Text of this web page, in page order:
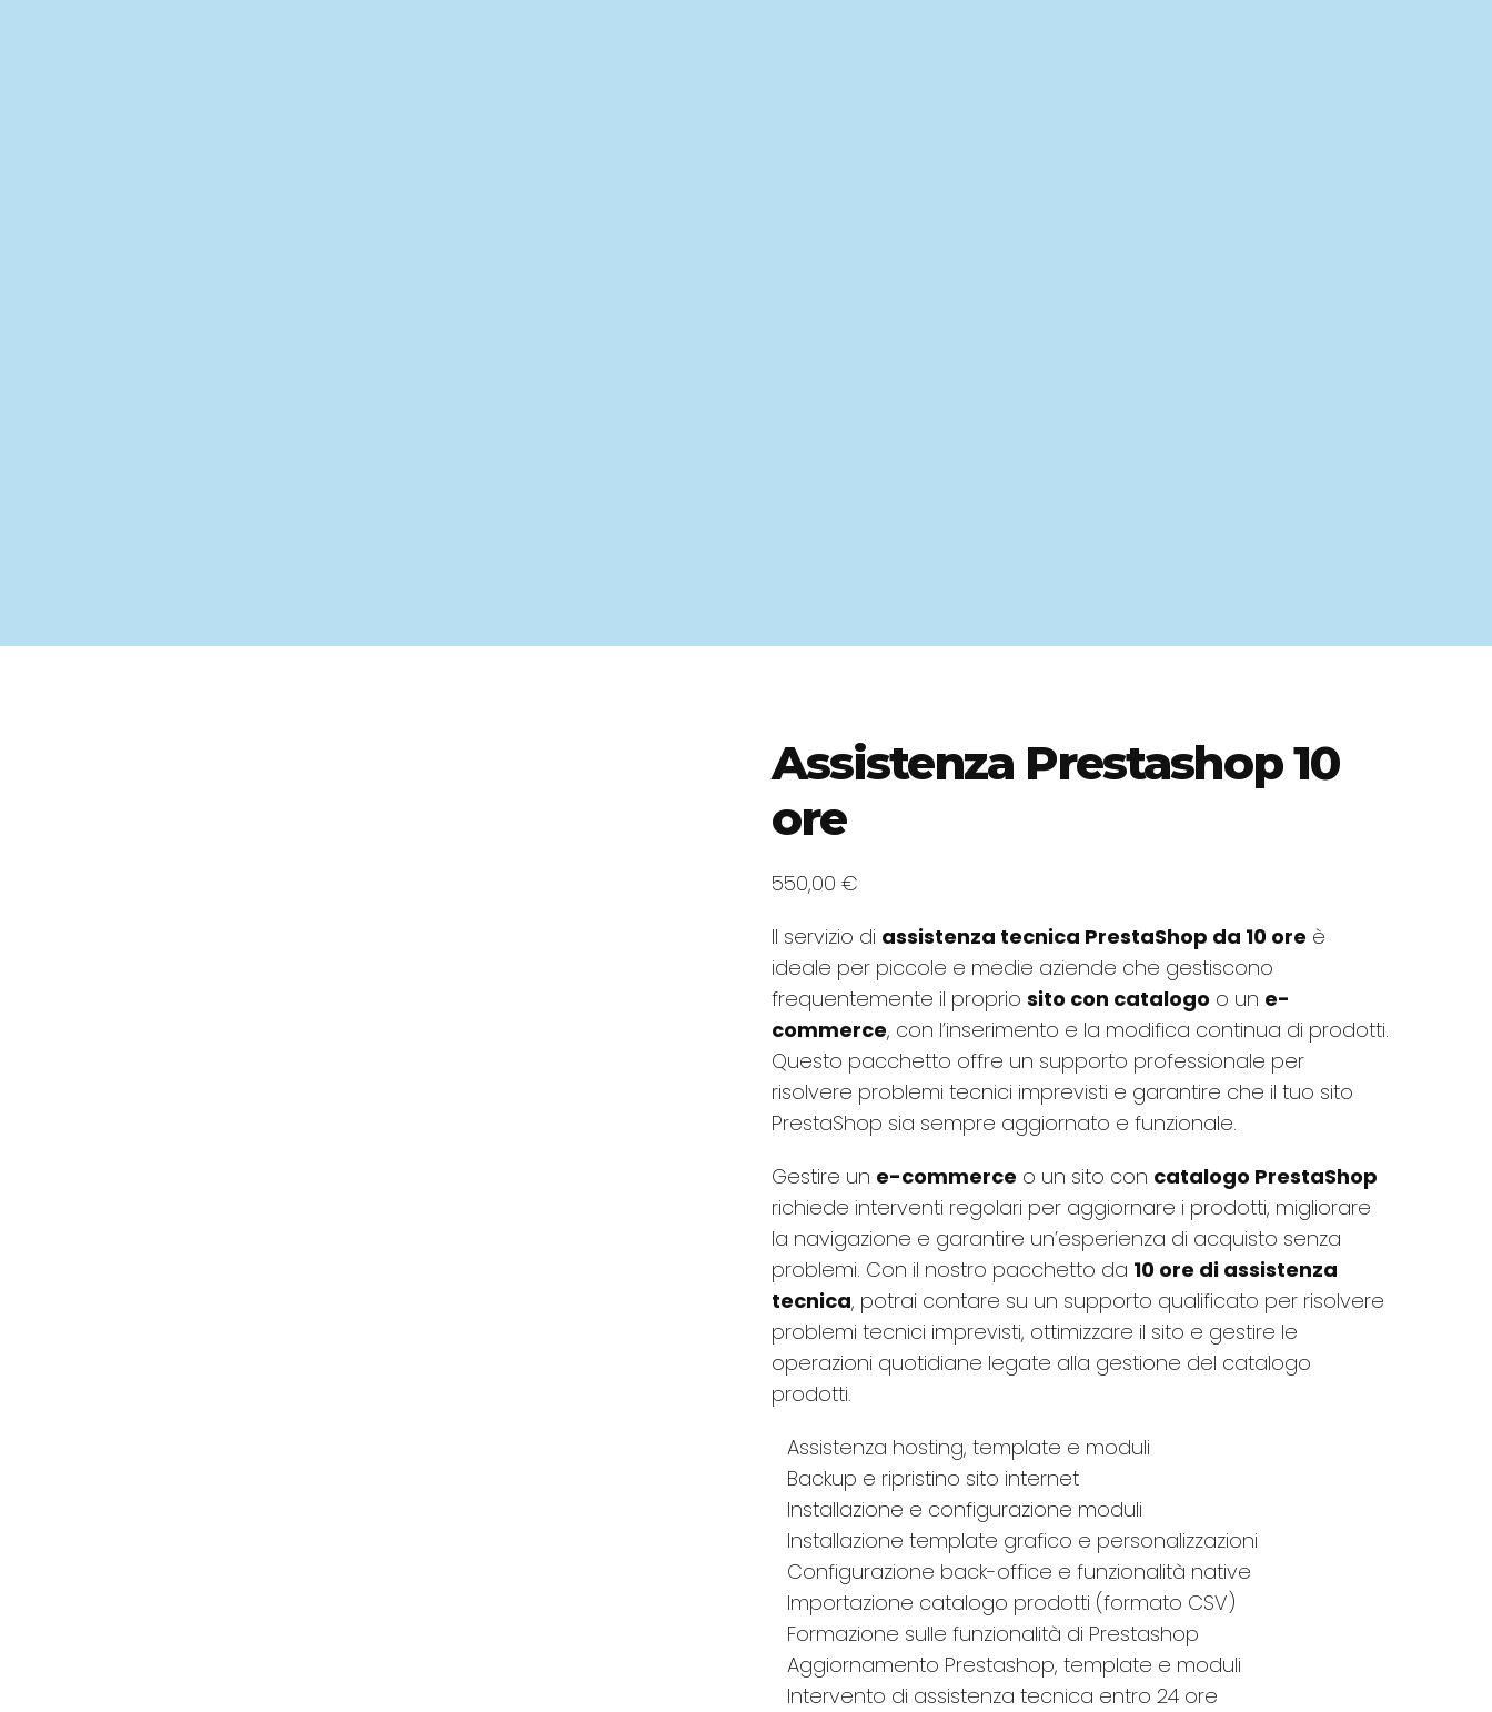
Assistenza Prestashop 10
ore
550,00€
Il servizio di assistenza tecnica PrestaShop da 10 ore è
ideale per piccole e medie aziende che gestiscono
frequentemente il propriosito con catalogo o un e-
commerce, con l’inserimento e la modifica continua di prodotti.
Questo pacchetto offre un supporto professionale per
risolvere problemi tecnici imprevisti e garantire che il tuo sito
PrestaShop sia sempre aggiornato e funzionale.
Gestire un e-commerce o un sito con catalogo PrestaShop
richiede interventi regolari per aggiornare i prodotti, migliorare
la navigazione e garantire un’esperienza di acquisto senza
problemi. Con il nostro pacchetto da 10 ore di assistenza
tecnica, potrai contare su un supporto qualificato per risolvere
problemi tecnici imprevisti, ottimizzare il sito e gestire le
operazioni quotidiane legate alla gestione del catalogo
prodotti.
Assistenza hosting, template e moduli
Backup e ripristino sito internet
Installazione e configurazione moduli
Installazione template grafico e personalizzazioni
Configurazione back-office e funzionalità native
Importazione catalogo prodotti (formato CSV)
Formazione sulle funzionalità di Prestashop
Aggiornamento Prestashop, template e moduli
Intervento di assistenza tecnica entro 24 ore